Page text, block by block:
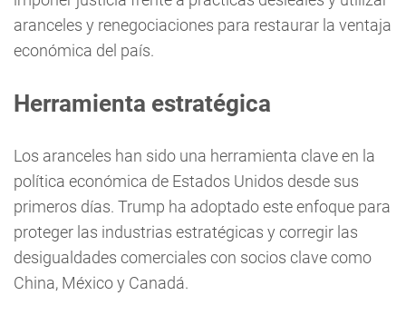
aranceles y renegociaciones para restaurar la ventaja
económica del país.
Herramienta estratégica
Los aranceles han sido una herramienta clave en la
política económica de Estados Unidos desde sus
primeros días. Trump ha adoptado este enfoque para
proteger las industrias estratégicas y corregir las
desigualdades comerciales con socios clave como
China, México y Canadá.